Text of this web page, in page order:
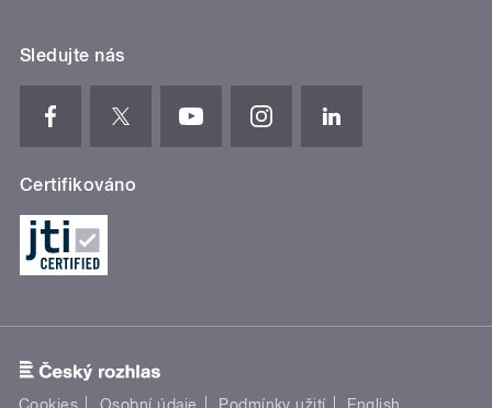
Sledujte nás
Certifikováno